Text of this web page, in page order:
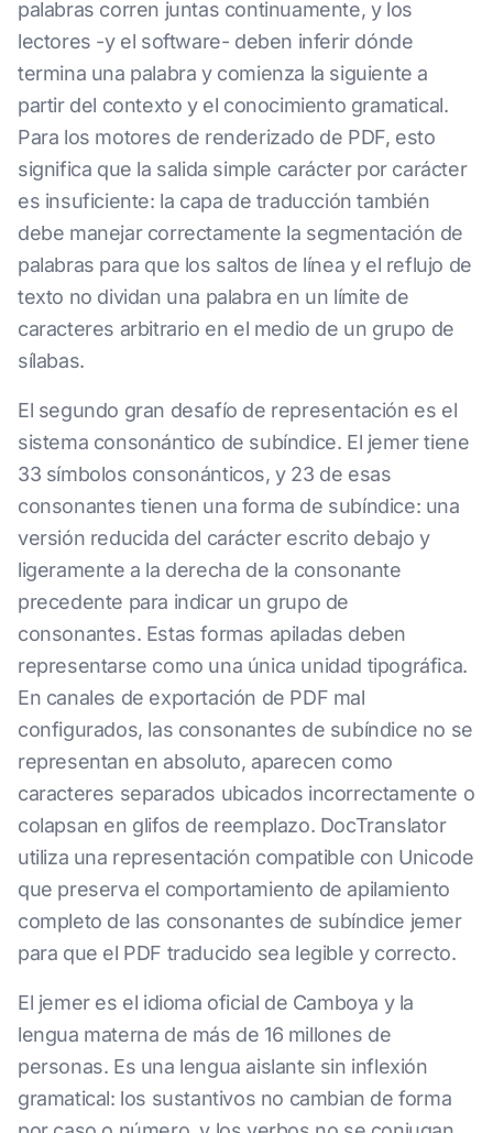
palabras corren juntas continuamente, y los
lectores -y el software- deben inferir dónde
termina una palabra y comienza la siguiente a
partir del contexto y el conocimiento gramatical.
Para los motores de renderizado de PDF, esto
significa que la salida simple carácter por carácter
es insuficiente: la capa de traducción también
debe manejar correctamente la segmentación de
palabras para que los saltos de línea y el reflujo de
texto no dividan una palabra en un límite de
caracteres arbitrario en el medio de un grupo de
sílabas.
El segundo gran desafío de representación es el
sistema consonántico de subíndice. El jemer tiene
33 símbolos consonánticos, y 23 de esas
consonantes tienen una forma de subíndice: una
versión reducida del carácter escrito debajo y
ligeramente a la derecha de la consonante
precedente para indicar un grupo de
consonantes. Estas formas apiladas deben
representarse como una única unidad tipográfica.
En canales de exportación de PDF mal
configurados, las consonantes de subíndice no se
representan en absoluto, aparecen como
caracteres separados ubicados incorrectamente o
colapsan en glifos de reemplazo. DocTranslator
utiliza una representación compatible con Unicode
que preserva el comportamiento de apilamiento
completo de las consonantes de subíndice jemer
para que el PDF traducido sea legible y correcto.
El jemer es el idioma oficial de Camboya y la
lengua materna de más de 16 millones de
personas. Es una lengua aislante sin inflexión
gramatical: los sustantivos no cambian de forma